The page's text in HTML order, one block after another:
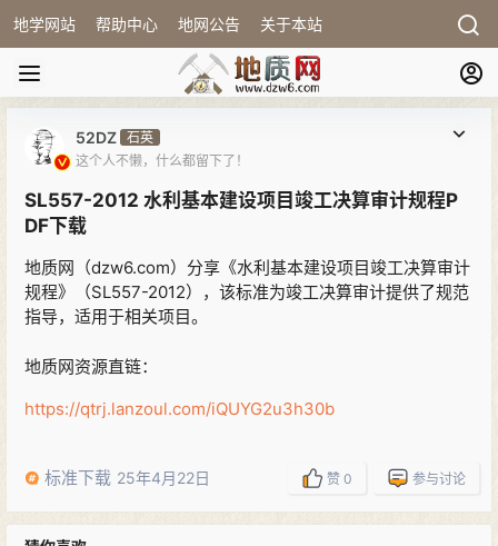
地学网站 帮助中心 地网公告 关于本站
52DZ 石英
这个人不懒，什么都留下了！
SL557-2012 水利基本建设项目竣工决算审计规程P
DF下载
地质网（dzw6.com）分享《水利基本建设项目竣工决算审计
规程》（SL557-2012），该标准为竣工决算审计提供了规范
指导，适用于相关项目。
地质网资源直链：
https://qtrj.lanzoul.com/iQUYG2u3h30b
标准下载 25年4月22日 赞 0 参与讨论